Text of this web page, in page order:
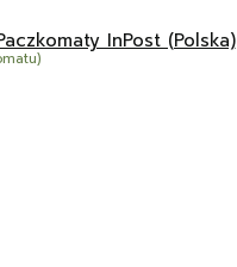
InPost (Polska)